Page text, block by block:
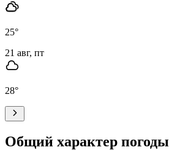
25°
21 авг, пт
28°
Общий характер погоды